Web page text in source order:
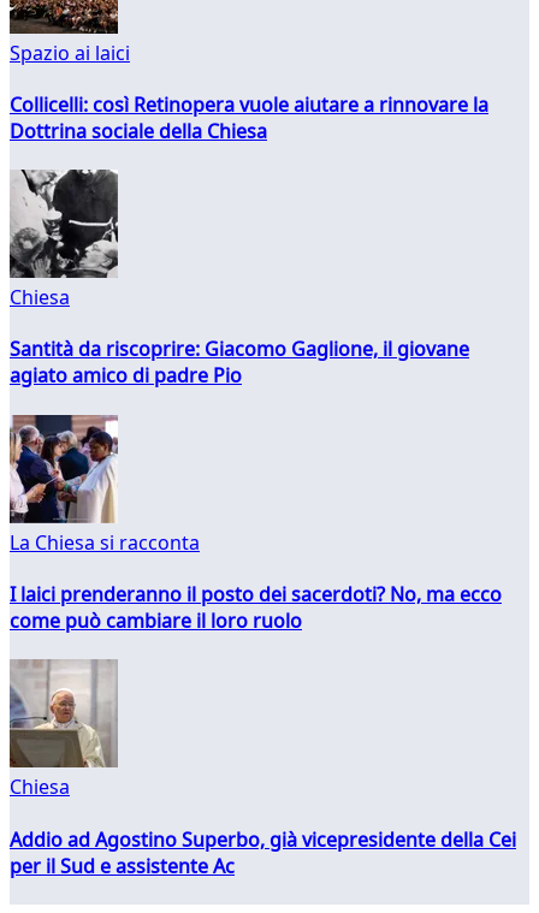
Spazio ai laici
Collicelli: così Retinopera vuole aiutare a rinnovare la
Dottrina sociale della Chiesa
Chiesa
Santità da riscoprire: Giacomo Gaglione, il giovane
agiato amico di padre Pio
La Chiesa si racconta
I laici prenderanno il posto dei sacerdoti? No, ma ecco
come può cambiare il loro ruolo
Chiesa
Addio ad Agostino Superbo, già vicepresidente della Cei
per il Sud e assistente Ac